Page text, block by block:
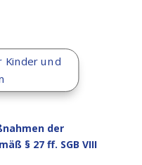
Kinder und
der
§ 27 ff. SGB VIII